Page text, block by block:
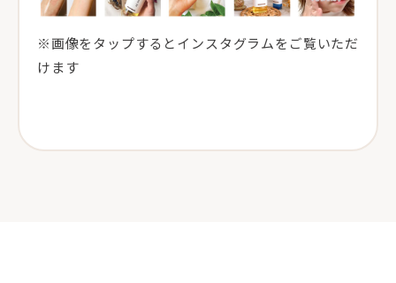
※画像をタップするとインスタグラムをご覧いただ
けます